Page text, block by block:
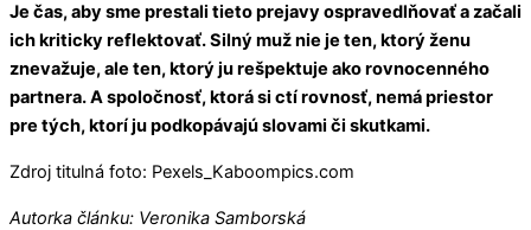
Je čas, aby sme prestali tieto prejavy ospravedlňovať a začali
ich kriticky reflektovať. Silný muž nie je ten, ktorý ženu
znevažuje, ale ten, ktorý ju rešpektuje ako rovnocenného
partnera. A spoločnosť, ktorá si ctí rovnosť, nemá priestor
pre tých, ktorí ju podkopávajú slovami či skutkami.
Zdroj titulná foto: Pexels_Kaboompics.com
Autorka článku: Veronika Samborská